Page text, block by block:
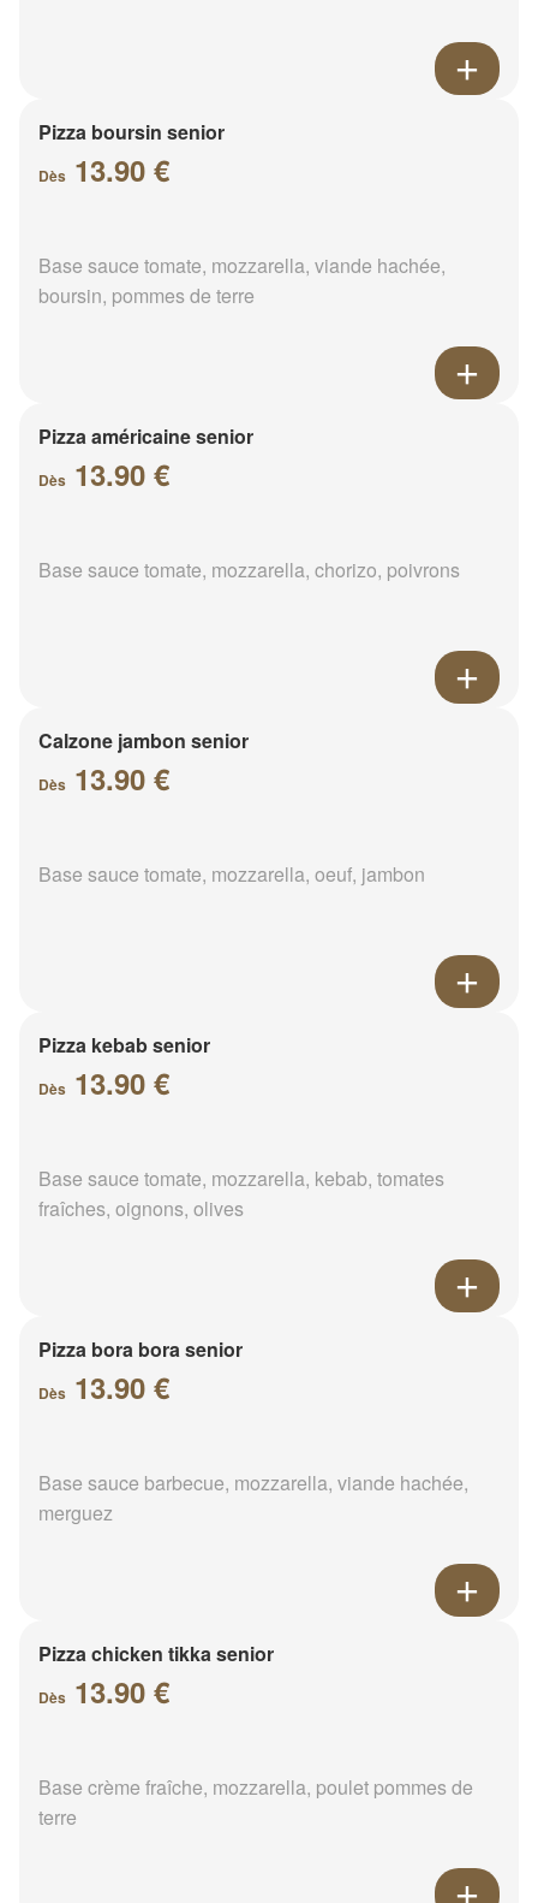
Pizza boursin senior
Dès 13.90 €
Base sauce tomate, mozzarella, viande hachée,
boursin, pommes de terre
Pizza américaine senior
Dès 13.90 €
Base sauce tomate, mozzarella, chorizo, poivrons
Calzone jambon senior
Dès 13.90 €
Base sauce tomate, mozzarella, oeuf, jambon
Pizza kebab senior
Dès 13.90 €
Base sauce tomate, mozzarella, kebab, tomates
fraîches, oignons, olives
Pizza bora bora senior
Dès 13.90 €
Base sauce barbecue, mozzarella, viande hachée,
merguez
Pizza chicken tikka senior
Dès 13.90 €
Base crème fraîche, mozzarella, poulet pommes de
terre